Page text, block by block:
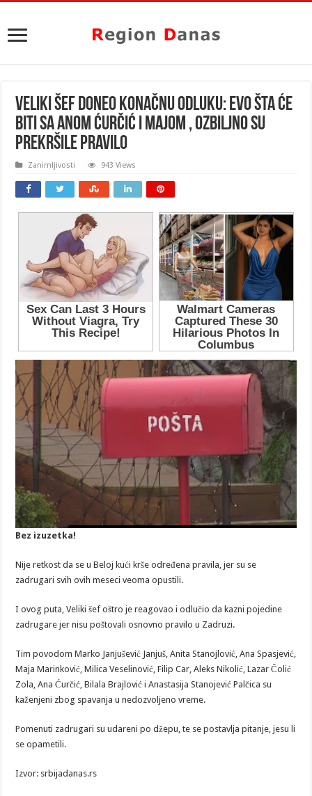
VELIKI ŠEF DONEO KONAČNU ODLUKU: Evo šta će
biti sa Anom Ćurčić i Majom , ozbiljno su
PREKRŠILE PRAVILO
Zanimljivosti 943 Views
Bez izuzetka!
Nije retkost da se u Beloj kući krše određena pravila, jer su se
zadrugari svih ovih meseci veoma opustili.
I ovog puta, Veliki šef oštro je reagovao i odlučio da kazni pojedine
zadrugare jer nisu poštovali osnovno pravilo u Zadruzi.
Tim povodom Marko Janjušević Janjuš, Anita Stanojlović, Ana Spasjević,
Maja Marinković, Milica Veselinović, Filip Car, Aleks Nikolić, Lazar Čolić
Zola, Ana Ćurčić, Bilala Brajlović i Anastasija Stanojević Palčica su
kaženjeni zbog spavanja u nedozvoljeno vreme.
Pomenuti zadrugari su udareni po džepu, te se postavlja pitanje, jesu li
se opametili.
Izvor: srbijadanas.rs